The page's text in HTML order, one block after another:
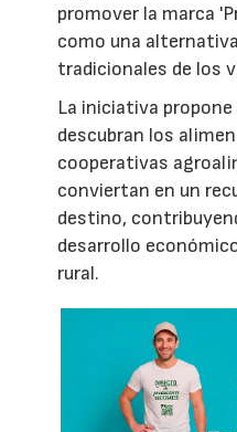
promover la marca
como una
tradicionales de los
La iniciativa
descubran los
cooperativas
conviertan en un
destino,
desarrollo
rural.